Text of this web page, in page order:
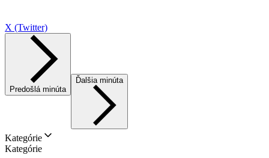
X (Twitter)
Predošlá minúta
Ďalšia minúta
Kategórie
Kategórie